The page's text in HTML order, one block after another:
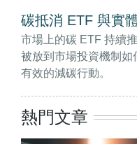
碳抵消 ETF 與實
市場上的碳 ETF 持續
被放到市場投資機制如
有效的減碳行動。
熱門文章